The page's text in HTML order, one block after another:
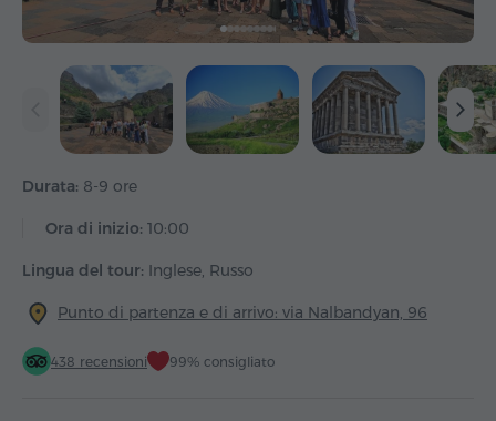
Durata: 8-9 ore
Ora di inizio: 10:00
Lingua del tour: Inglese, Russo
Punto di partenza e di arrivo: via Nalbandyan, 96
438 recensioni 99% consigliato